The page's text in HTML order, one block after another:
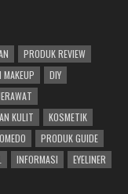
PRODUK REVIEW
DIY
KULIT
KOSMETIK
PRODUK GUIDE
INFORMASI EYELINER